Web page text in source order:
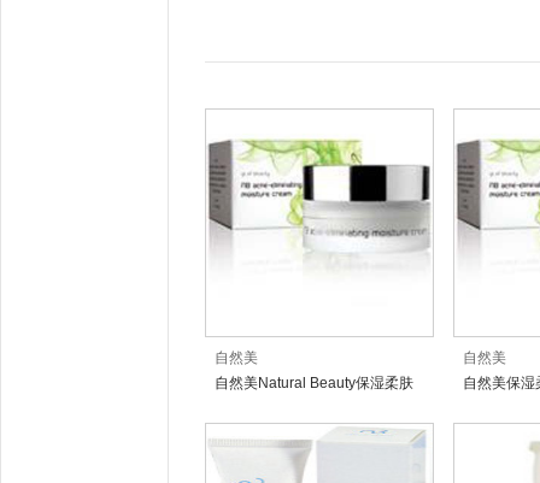
自然美
自然美Natural Beauty保湿柔肤
自然美
自然美保湿